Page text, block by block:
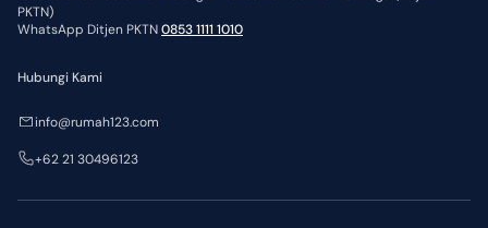
PKTN)
WhatsApp Ditjen PKTN0853 1111 1010
Hubungi Kami
info@rumah123.com
+62 21 30496123